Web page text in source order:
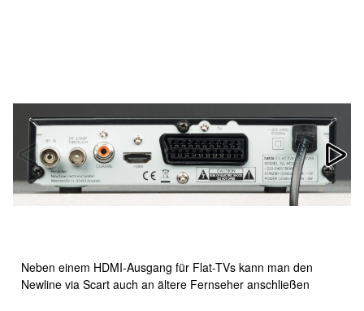
Neben einem HDMI-Ausgang für Flat-TVs kann man den
Newline via Scart auch an ältere Fernseher anschließen